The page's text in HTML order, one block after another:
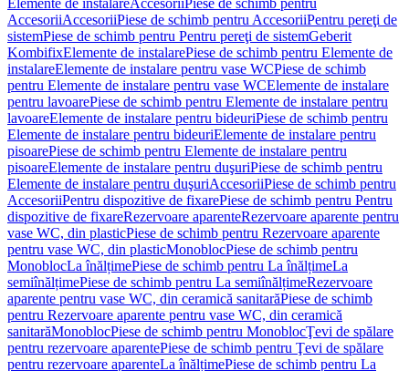
Elemente de instalareAccesoriiPiese de schimb pentru
AccesoriiAccesoriiPiese de schimb pentru AccesoriiPentru pereţi de
sistemPiese de schimb pentru Pentru pereţi de sistemGeberit
KombifixElemente de instalarePiese de schimb pentru Elemente de
instalareElemente de instalare pentru vase WCPiese de schimb
pentru Elemente de instalare pentru vase WCElemente de instalare
pentru lavoarePiese de schimb pentru Elemente de instalare pentru
lavoareElemente de instalare pentru bideuriPiese de schimb pentru
Elemente de instalare pentru bideuriElemente de instalare pentru
pisoarePiese de schimb pentru Elemente de instalare pentru
pisoareElemente de instalare pentru duşuriPiese de schimb pentru
Elemente de instalare pentru duşuriAccesoriiPiese de schimb pentru
AccesoriiPentru dispozitive de fixarePiese de schimb pentru Pentru
dispozitive de fixareRezervoare aparenteRezervoare aparente pentru
vase WC, din plasticPiese de schimb pentru Rezervoare aparente
pentru vase WC, din plasticMonoblocPiese de schimb pentru
MonoblocLa înălțimePiese de schimb pentru La înălțimeLa
semiînălțimePiese de schimb pentru La semiînălțimeRezervoare
aparente pentru vase WC, din ceramică sanitarăPiese de schimb
pentru Rezervoare aparente pentru vase WC, din ceramică
sanitarăMonoblocPiese de schimb pentru MonoblocŢevi de spălare
pentru rezervoare aparentePiese de schimb pentru Ţevi de spălare
pentru rezervoare aparenteLa înălțimePiese de schimb pentru La